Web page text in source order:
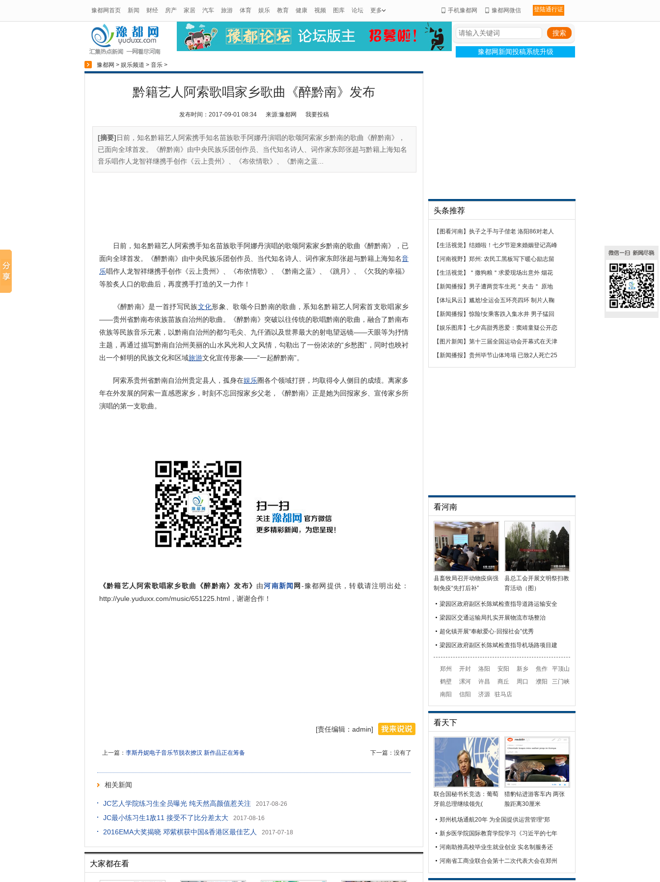
豫都网首页 新闻 财经 房产 家居 汽车 旅游 体育 娱乐 教育 健康 视频 图库 论坛 更多 手机豫都网 豫都网微信 登陆通行证
豫都网新闻投稿系统升级
豫都网 > 娱乐频道 > 音乐 >
黔籍艺人阿索歌唱家乡歌曲《醉黔南》发布
发布时间：2017-09-01 08:34 来源:豫都网 我要投稿
[摘要]日前，知名黔籍艺人阿索携手知名苗族歌手阿娜丹演唱的歌颂阿索家乡黔南的歌曲《醉黔南》，
已面向全球首发。《醉黔南》由中央民族乐团创作员、当代知名诗人、词作家东郎张超与黔籍上海知名
音乐唱作人龙智祥继携手创作《云上贵州》、《布依情歌》、《黔南之蓝...
日前，知名黔籍艺人阿索携手知名苗族歌手阿娜丹演唱的歌颂阿索家乡黔南的歌曲《醉黔南》，已
面向全球首发。《醉黔南》由中央民族乐团创作员、当代知名诗人、词作家东郎张超与黔籍上海知名音
乐唱作人龙智祥继携手创作《云上贵州》、《布依情歌》、《黔南之蓝》、《跳月》、《欠我的幸福》
等脍炙人口的歌曲后，再度携手打造的又一力作！
《醉黔南》是一首抒写民族文化形象、歌颂今日黔南的歌曲，系知名黔籍艺人阿索首支歌唱家乡
——贵州省黔南布依族苗族自治州的歌曲。《醉黔南》突破以往传统的歌唱黔南的歌曲，融合了黔南布
依族等民族音乐元素，以黔南自治州的都匀毛尖、九仟酒以及世界最大的射电望远镜——天眼等为抒情
主题，再通过描写黔南自治州美丽的山水风光和人文风情，勾勒出了一份浓浓的“乡愁图”，同时也映衬
出一个鲜明的民族文化和区域旅游文化宣传形象——“一起醉黔南”。
阿索系贵州省黔南自治州贵定县人，孤身在娱乐圈各个领域打拼，均取得令人侧目的成绩。离家多
年在外发展的阿索一直感恩家乡，时刻不忘回报家乡父老，《醉黔南》正是她为回报家乡、宣传家乡所
演唱的第一支歌曲。
《黔籍艺人阿索歌唱家乡歌曲《醉黔南》发布》 由河南新闻 网 -豫都网提供，转载请注明出处：
http://yule.yuduxx.com/music/651225.html，谢谢合作！
[责任编辑：admin]
下一篇：没有了
上一篇： 李斯丹妮电子音乐节脱衣撩汉 新作品正在筹备
相关新闻
JC艺人学院练习生全员曝光 纯天然高颜值惹关注 2017-08-26
JC最小练习生1敌11 接受不了比分差太大 2017-08-16
2016EMA大奖揭晓 邓紫棋获中国&香港区最佳艺人 2017-07-18
大家都在看
头条推荐
【 图看河南】 执子之手与子偕老 洛阳86对老人
【生活视觉】 结婚啦！七夕节迎来婚姻登记高峰
【河南视野】 郑州: 农民工黑板写下暖心励志留
【生活视觉】
＂撒狗粮＂求爱现场出意外 烟花
【新闻播报 】 男子遭两货车生死＂夹击＂ 原地
【体坛风云 】 尴尬!全运会五环亮四环 制片人鞠
【新闻播报 】惊险!女乘客跌入集水井 男子猛回
【娱乐图库】 七夕高甜秀恩爱：窦靖童疑公开恋
【 图片新闻 】 第十三届全国运动会开幕式在天津
【新闻播报 】 贵州毕节山体垮塌 已致2人死亡25
看河南
县畜牧局召开动物疫病强
制免疫“先打后补”
县总工会开展文明祭扫教
育活动（图）
梁园区政府副区长陈斌检查指导道路运输安全
梁园区交通运输局扎实开展物流市场整治
超化镇开展“奉献爱心·回报社会”优秀
梁园区政府副区长陈斌检查指导机场路项目建
郑州 开封 洛阳 安阳 新乡 焦作
平顶山
鹤壁
漯河 许昌 商丘 周口 濮阳
三门峡
南阳
信阳 济源 驻马店
看天下
联合国秘书长竞选：葡萄
牙前总理继续领先(
猎豹钻进游客车内 两张
脸距离30厘米
郑州机场通航20年 为全国提供运营管理“郑
新乡医学院国际教育学院学习《习近平的七年
河南助推高校毕业生就业创业 实名制服务还
河南省工商业联合会第十二次代表大会在郑州